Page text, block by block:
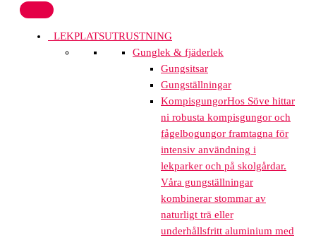
LEKPLATSUTRUSTNING
Gunglek & fjäderlek
Gungsitsar
Gungställningar
KompisgungorHos Söve hittar
ni robusta kompisgungor och
fågelbogungor framtagna för
intensiv användning i
lekparker och på skolgårdar.
Våra gungställningar
kombinerar stommar av
naturligt trä eller
underhållsfritt aluminium med